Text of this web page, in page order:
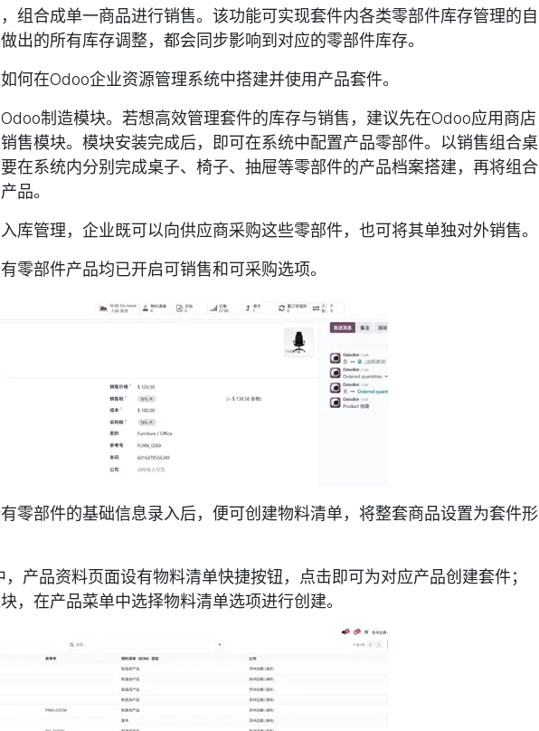
组合成单一商品进行销售。该功能可实现套件内各类零部件库存管理的自
出的所有库存调整，都会同步影响到对应的零部件库存。
何在Odoo企业资源管理系统中搭建并使用产品套件。
制造模块。若想高效管理套件的库存与销售，建议先在Odoo应用商店
售模块。模块安装完成后，即可在系统中配置产品零部件。以销售组合桌
在系统内分别完成桌子、椅子、抽屉等零部件的产品档案搭建，再将组合
品。
库管理，企业既可以向供应商采购这些零部件，也可将其单独对外销售。
零部件产品均已开启可销售和可采购选项。
零部件的基础信息录入后，便可创建物料清单，将整套商品设置为套件形
，产品资料页面设有物料清单快捷按钮，点击即可为对应产品创建套件；
，在产品菜单中选择物料清单选项进行创建。